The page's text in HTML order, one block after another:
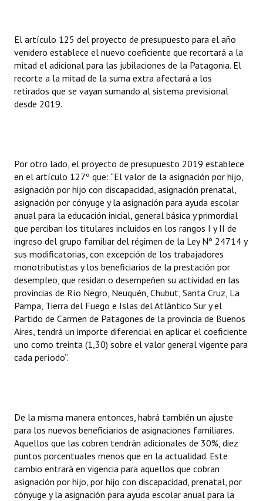
El artículo 125 del proyecto de presupuesto para el año
venidero establece el nuevo coeficiente que recortará a la
mitad el adicional para las jubilaciones de la Patagonia. El
recorte a la mitad de la suma extra afectará a los
retirados que se vayan sumando al sistema previsional
desde 2019.
Por otro lado, el proyecto de presupuesto 2019 establece
en el artículo 127º que: “El valor de la asignación por hijo,
asignación por hijo con discapacidad, asignación prenatal,
asignación por cónyuge y la asignación para ayuda escolar
anual para la educación inicial, general básica y primordial
que perciban los titulares incluidos en los rangos I y II de
ingreso del grupo familiar del régimen de la Ley Nº 24714 y
sus modificatorias, con excepción de los trabajadores
monotributistas y los beneficiarios de la prestación por
desempleo, que residan o desempeñen su actividad en las
provincias de Río Negro, Neuquén, Chubut, Santa Cruz, La
Pampa, Tierra del Fuego e Islas del Atlántico Sur y el
Partido de Carmen de Patagones de la provincia de Buenos
Aires, tendrá un importe diferencial en aplicar el coeficiente
uno como treinta (1,30) sobre el valor general vigente para
cada período”.
De la misma manera entonces, habrá también un ajuste
para los nuevos beneficiarios de asignaciones familiares.
Aquellos que las cobren tendrán adicionales de 30%, diez
puntos porcentuales menos que en la actualidad. Este
cambio entrará en vigencia para aquellos que cobran
asignación por hijo, por hijo con discapacidad, prenatal, por
cónyuge y la asignación para ayuda escolar anual para la